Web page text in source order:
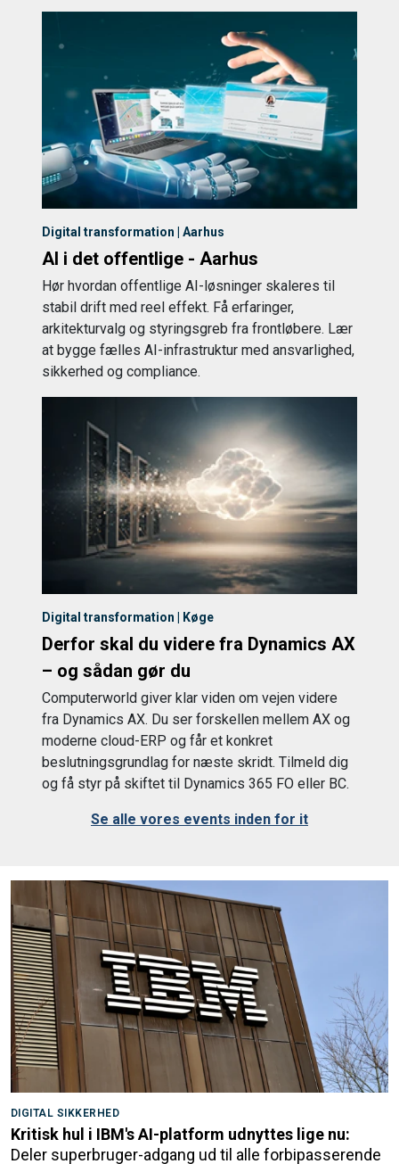
Digital transformation | Aarhus
AI i det offentlige - Aarhus
Hør hvordan offentlige AI-løsninger skaleres til
stabil drift med reel effekt. Få erfaringer,
arkitekturvalg og styringsgreb fra frontløbere. Lær
at bygge fælles AI-infrastruktur med ansvarlighed,
sikkerhed og compliance.
Digital transformation | Køge
Derfor skal du videre fra Dynamics AX
– og sådan gør du
Computerworld giver klar viden om vejen videre
fra Dynamics AX. Du ser forskellen mellem AX og
moderne cloud-ERP og får et konkret
beslutningsgrundlag for næste skridt. Tilmeld dig
og få styr på skiftet til Dynamics 365 FO eller BC.
Se alle vores events inden for it
DIGITAL SIKKERHED
Kritisk hul i IBM's AI-platform udnyttes lige nu:
Deler superbruger-adgang ud til alle forbipasserende